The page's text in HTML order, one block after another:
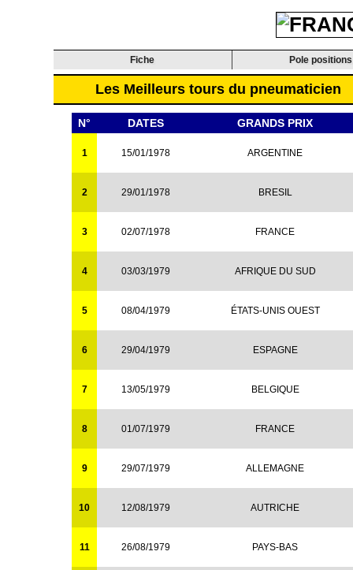
Fiche Pole positions
Les Meilleurs tours du pneumaticien
N° DATES GRANDS PRIX
1 15/01/1978 ARGENTINE
2 29/01/1978 BRESIL
3 02/07/1978 FRANCE
4 03/03/1979 AFRIQUE DU SUD
5 08/04/1979 ÉTATS-UNIS OUEST
6 29/04/1979 ESPAGNE
7 13/05/1979 BELGIQUE
8 01/07/1979 FRANCE
9 29/07/1979 ALLEMAGNE
10 12/08/1979 AUTRICHE
11 26/08/1979 PAYS-BAS